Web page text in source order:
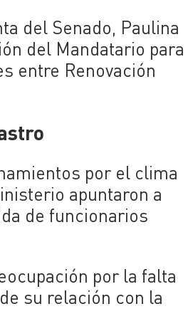
del Senado, Paulina
del Mandatario para
entre Renovación
por el clima
apuntaron a
de funcionarios
por la falta
su relación con la